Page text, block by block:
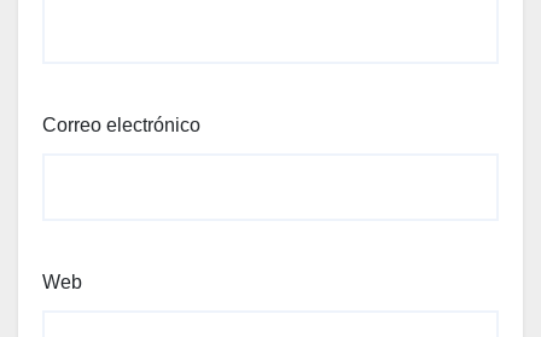
Correo electrónico
Web